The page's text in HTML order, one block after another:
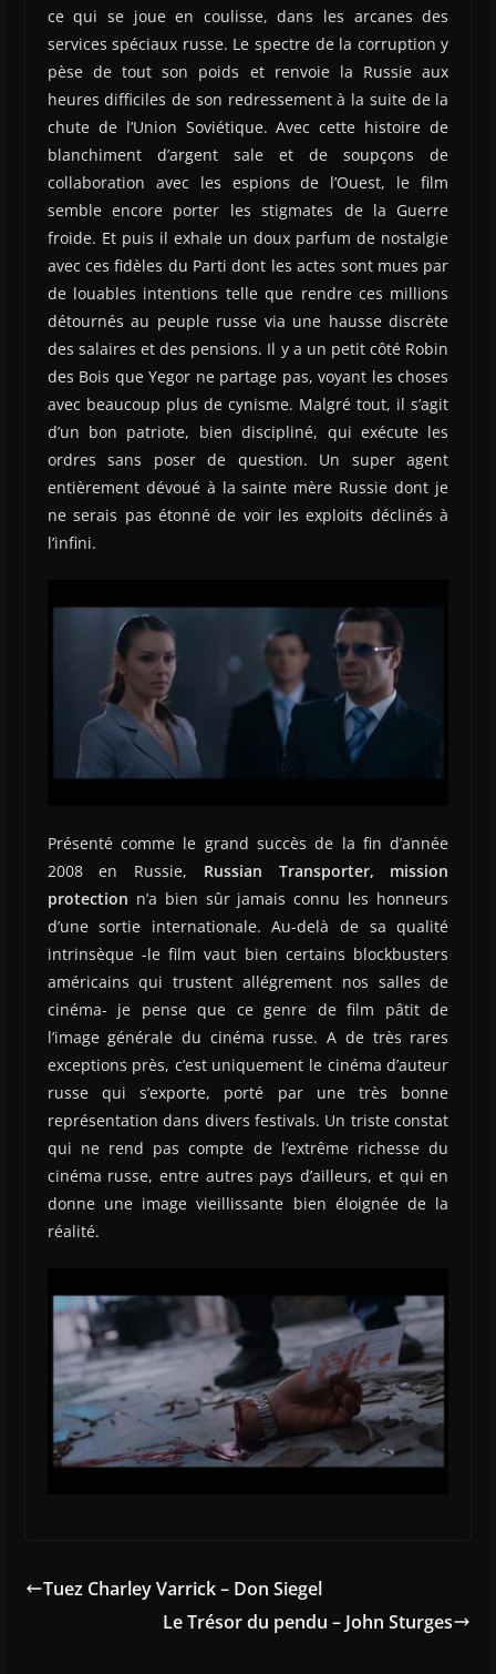
ce qui se joue en coulisse, dans les arcanes des
services spéciaux russe. Le spectre de la corruption y
pèse de tout son poids et renvoie la Russie aux
heures difficiles de son redressement à la suite de la
chute de l’Union Soviétique. Avec cette histoire de
blanchiment d’argent sale et de soupçons de
collaboration avec les espions de l’Ouest, le film
semble encore porter les stigmates de la Guerre
froide. Et puis il exhale un doux parfum de nostalgie
avec ces fidèles du Parti dont les actes sont mues par
de louables intentions telle que rendre ces millions
détournés au peuple russe via une hausse discrète
des salaires et des pensions. Il y a un petit côté Robin
des Bois que Yegor ne partage pas, voyant les choses
avec beaucoup plus de cynisme. Malgré tout, il s’agit
d’un bon patriote, bien discipliné, qui exécute les
ordres sans poser de question. Un super agent
entièrement dévoué à la sainte mère Russie dont je
ne serais pas étonné de voir les exploits déclinés à
l’infini.
Présenté comme le grand succès de la fin d’année
2008 en Russie, Russian Transporter, mission
protection n’a bien sûr jamais connu les honneurs
d’une sortie internationale. Au-delà de sa qualité
intrinsèque -le film vaut bien certains blockbusters
américains qui trustent allégrement nos salles de
cinéma- je pense que ce genre de film pâtit de
l’image générale du cinéma russe. A de très rares
exceptions près, c’est uniquement le cinéma d’auteur
russe qui s’exporte, porté par une très bonne
représentation dans divers festivals. Un triste constat
qui ne rend pas compte de l’extrême richesse du
cinéma russe, entre autres pays d’ailleurs, et qui en
donne une image vieillissante bien éloignée de la
réalité.
Tuez Charley Varrick – Don Siegel
Le Trésor du pendu – John Sturges